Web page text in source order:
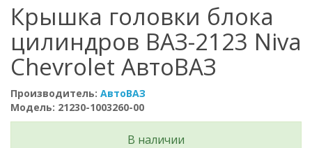
Крышка головки блока
цилиндров ВАЗ-2123 Niva
Chevrolet АвтоВАЗ
Производитель: АвтоВАЗ
Модель: 21230-1003260-00
В наличии